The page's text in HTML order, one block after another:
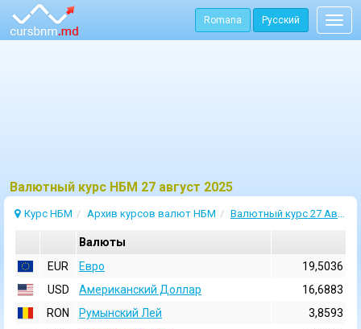
Romana Русский
Bалютный курс НБМ 27 август 2025
Курс НБМ Архив курсов валют НБМ Валютный курс 27 Август 2025
Валюты
EUR
Евро
19,5036
USD
Aмериканский Доллар
16,6883
RON
Румынский Лей
3,8593